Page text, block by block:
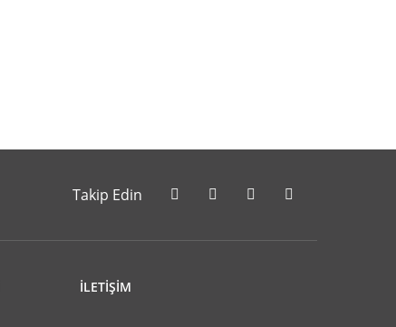
Takip Edin
İLETİŞİM